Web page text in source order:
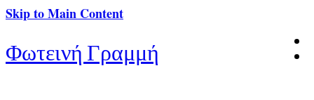
Skip to Main Content
Φωτεινή Γραμμή